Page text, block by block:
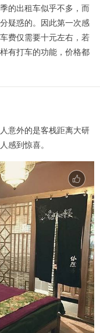
的出租车似乎不多，而
疑惑的。因此第一次感
费仅需要十元左右，若
有打车的功能，价格都
意外的是客栈距离大研
感到惊喜。